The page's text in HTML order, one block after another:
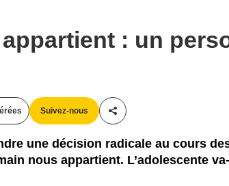
: un
Suivez-nous
Partager cet article
une décision radicale au cours
nous appartient. L’adolescente